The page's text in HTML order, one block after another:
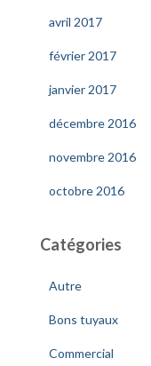
avril 2017
février 2017
janvier 2017
décembre 2016
novembre 2016
octobre 2016
Catégories
Autre
Bons tuyaux
Commercial